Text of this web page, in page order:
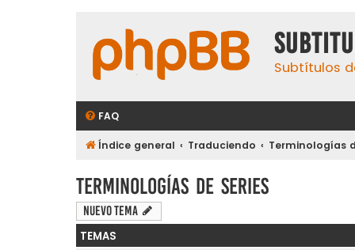
Subtítulos
FAQ
Índice general Traduciendo Terminologías
Terminologías de series
Nuevo Tema
TEMAS